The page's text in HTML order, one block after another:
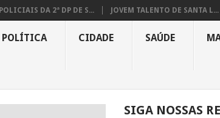
POLICIAIS DA 2ª DP DE S... JOVEM TALENTO DE SANTA L...
POLÍTICA CIDADE SAÚDE
SIGA NOSSAS